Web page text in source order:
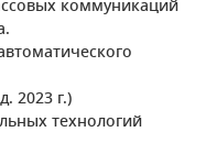
коммуникаций
2023 г.)
технологий